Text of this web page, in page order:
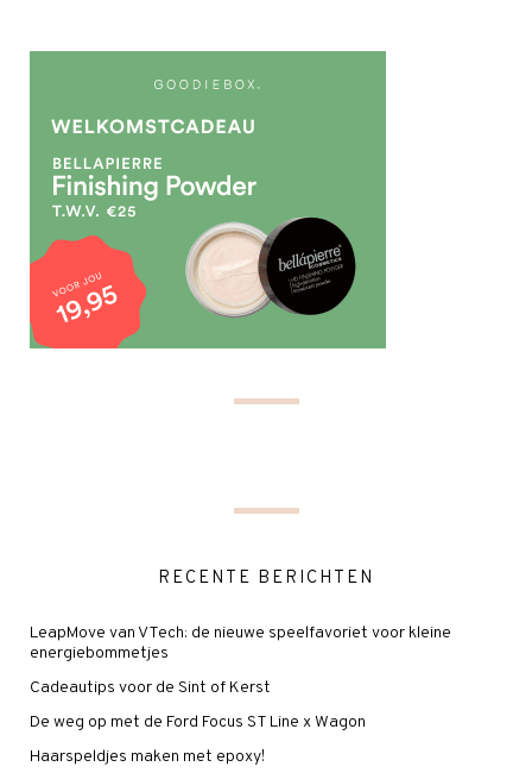
RECENTE BERICHTEN
LeapMove van VTech: de nieuwe speelfavoriet voor kleine
energiebommetjes
Cadeautips voor de Sint of Kerst
De weg op met de Ford Focus ST Line x Wagon
Haarspeldjes maken met epoxy!